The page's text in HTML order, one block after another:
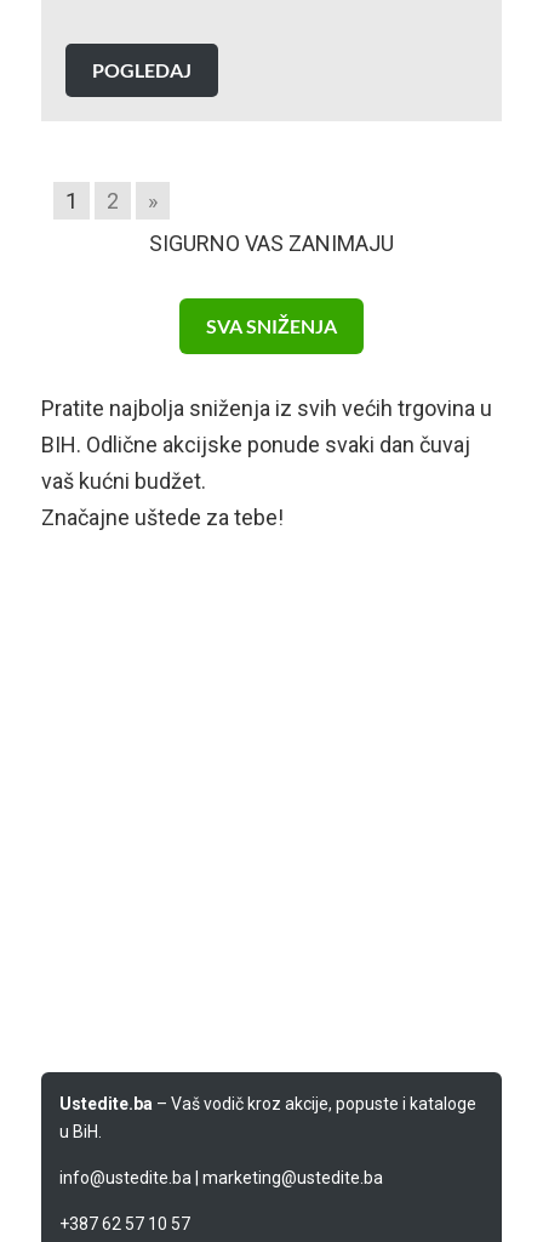
POGLEDAJ
1 2
»
SIGURNO VAS ZANIMAJU
SVA SNIŽENJA
Pratite najbolja sniženja iz svih većih trgovina u
BIH. Odlične akcijske ponude svaki dan čuvaj
vaš kućni budžet.
Značajne uštede za tebe!
Ustedite.ba – Vaš vodič kroz akcije, popuste i kataloge
u BiH.
info@ustedite.ba marketing@ustedite.ba
+387 62 57 10 57